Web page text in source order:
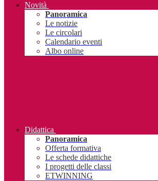
Novità
Panoramica
Le notizie
Le circolari
Calendario eventi
Albo online
Didattica
Panoramica
Offerta formativa
Le schede didattiche
I progetti delle classi
ETWINNING